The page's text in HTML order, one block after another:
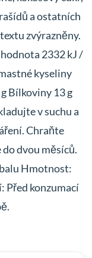
a ostatních
zvýrazněny.
2332 kJ /
kyseliny
Bílkoviny 13 g
v suchu a
Chraňte
dvou měsíců.
Hmotnost:
Před konzumací